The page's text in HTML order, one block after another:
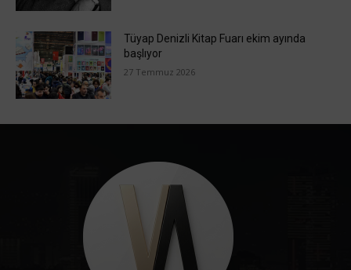
Tüyap Denizli Kitap Fuarı ekim ayında
başlıyor
27 Temmuz 2026